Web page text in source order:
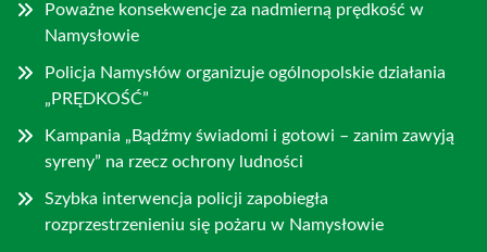
Poważne konsekwencje za nadmierną prędkość w
Namysłowie
Policja Namysłów organizuje ogólnopolskie działania
„PRĘDKOŚĆ”
Kampania „Bądźmy świadomi i gotowi – zanim zawyją
syreny” na rzecz ochrony ludności
Szybka interwencja policji zapobiegła
rozprzestrzenieniu się pożaru w Namysłowie